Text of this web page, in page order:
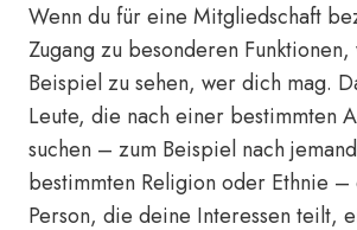
Wenn du für eine Mitgliedschaft
Zugang zu besonderen
Beispiel zu sehen, wer dich mag.
Leute, die nach einer bestimmten
suchen – zum Beispiel nach
bestimmten Religion oder Ethnie
Person, die deine Interessen teilt,